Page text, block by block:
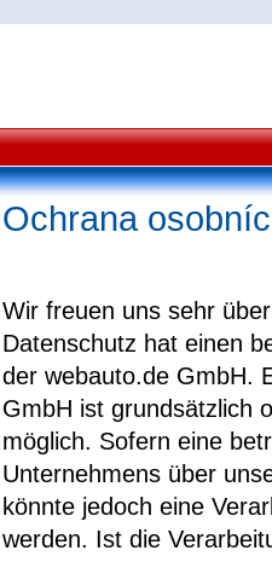
Ochrana
Wir freuen uns sehr
Datenschutz hat einen
der webauto.de GmbH.
GmbH ist grundsätzlich
möglich. Sofern eine
Unternehmens über
könnte jedoch eine
werden. Ist die